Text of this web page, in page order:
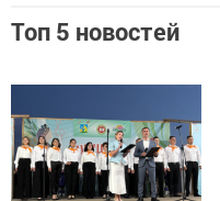
Топ 5 новостей